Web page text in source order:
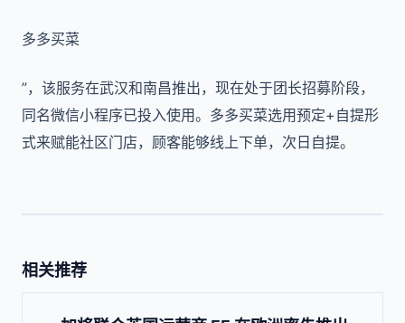
多多买菜
”，该服务在武汉和南昌推出，现在处于团长招募阶段，
同名微信小程序已投入使用。多多买菜选用预定+自提形
式来赋能社区门店，顾客能够线上下单，次日自提。
相关推荐